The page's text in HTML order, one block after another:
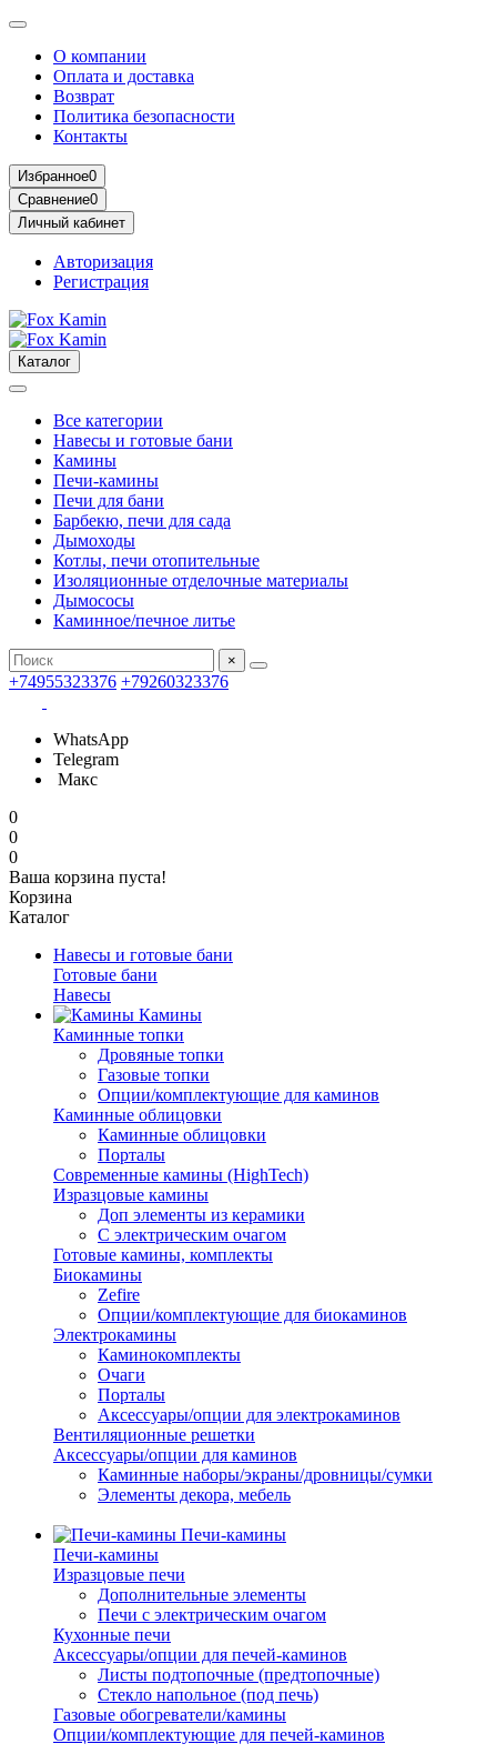
О компании
Оплата и доставка
Возврат
Политика безопасности
Контакты
Избранное0
Сравнение0
Личный кабинет
Авторизация
Регистрация
Каталог
Все категории
Навесы и готовые бани
Камины
Печи-камины
Печи для бани
Барбекю, печи для сада
Дымоходы
Котлы, печи отопительные
Изоляционные отделочные материалы
Дымососы
Каминное/печное литье
×
+74955323376 +79260323376
WhatsApp
Telegram
Макс
0
0
0
Ваша корзина пуста!
Корзина
Каталог
Навесы и готовые бани
Готовые бани
Навесы
Камины
Каминные топки
Дровяные топки
Газовые топки
Опции/комплектующие для каминов
Каминные облицовки
Каминные облицовки
Порталы
Современные камины (HighTech)
Изразцовые камины
Доп элементы из керамики
С электрическим очагом
Готовые камины, комплекты
Биокамины
Zefire
Опции/комплектующие для биокаминов
Электрокамины
Каминокомплекты
Очаги
Порталы
Аксессуары/опции для электрокаминов
Вентиляционные решетки
Аксессуары/опции для каминов
Каминные наборы/экраны/дровницы/сумки
Элементы декора, мебель
Печи-камины
Печи-камины
Изразцовые печи
Дополнительные элементы
Печи с электрическим очагом
Кухонные печи
Аксессуары/опции для печей-каминов
Листы подтопочные (предтопочные)
Стекло напольное (под печь)
Газовые обогреватели/камины
Опции/комплектующие для печей-каминов